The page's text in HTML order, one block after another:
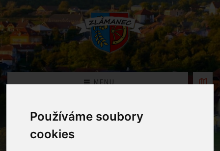
Používáme soubory
cookies
MENU
Fotogalerie